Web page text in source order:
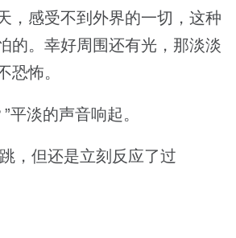
，感受不到外界的一切，这种
的。幸好周围还有光，那淡淡
恐怖。
淡的声音响起。
，但还是立刻反应了过